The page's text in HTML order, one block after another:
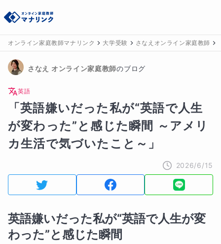
オンライン家庭教師マナリンク 大学受験 さなえオンライン家庭教師
さなえ オンライン家庭教師のブログ
英語
「英語嫌いだった私が“英語で人生
が変わった”と感じた瞬間 ～アメリ
カ生活で気づいたこと～」
2026/6/15
英語嫌いだった私が“英語で人生が変
わった”と感じた瞬間